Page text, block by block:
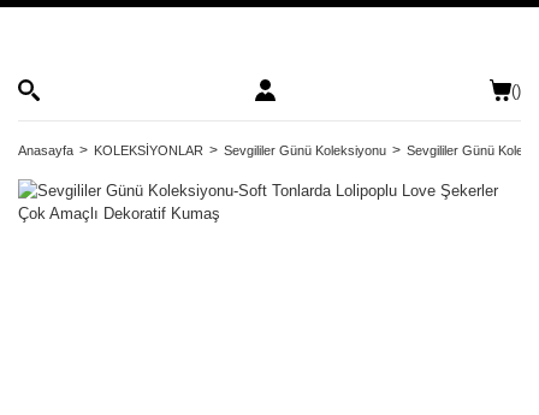
()
Anasayfa KOLEKSİYONLAR Sevgililer Günü Koleksiyonu Sevgililer Günü